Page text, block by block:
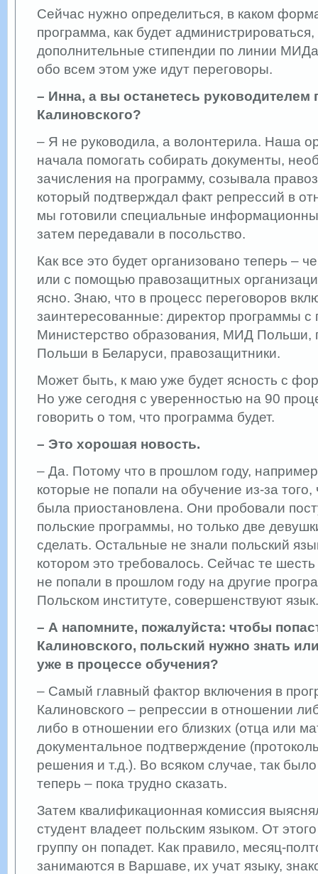
Сейчас нужно определиться, в каком
программа, как будет
дополнительные стипендии по линии
обо всем этом уже идут переговоры.
– Инна, а вы останетесь
Калиновского?
– Я не руководила, а волонтерила. Наша
начала помогать собирать документы,
зачисления на программу, созывала
который подтверждал факт репрессий в
мы готовили специальные
затем передавали в посольство.
Как все это будет организовано теперь –
или с помощью правозащитных
ясно. Знаю, что в процесс переговоров
заинтересованные: директор программы с
Министерство образования, МИД Польши,
Польши в Беларуси, правозащитники.
Может быть, к маю уже будет ясность с
Но уже сегодня с уверенностью на 90
говорить о том, что программа будет.
– Это хорошая новость.
– Да. Потому что в прошлом году,
которые не попали на обучение из-за
была приостановлена. Они пробовали
польские программы, но только две
сделать. Остальные не знали польский
котором это требовалось. Сейчас те
не попали в прошлом году на другие
Польском институте, совершенствуют язык.
– А напомните, пожалуйста: чтобы
Калиновского, польский нужно знать
уже в процессе обучения?
– Самый главный фактор включения в
Калиновского – репрессии в отношении
либо в отношении его близких (отца или
документальное подтверждение
решения и т.д.). Во всяком случае, так
теперь – пока трудно сказать.
Затем квалификационная комиссия
студент владеет польским языком. От
группу он попадет. Как правило, месяц-
занимаются в Варшаве, их учат языку,